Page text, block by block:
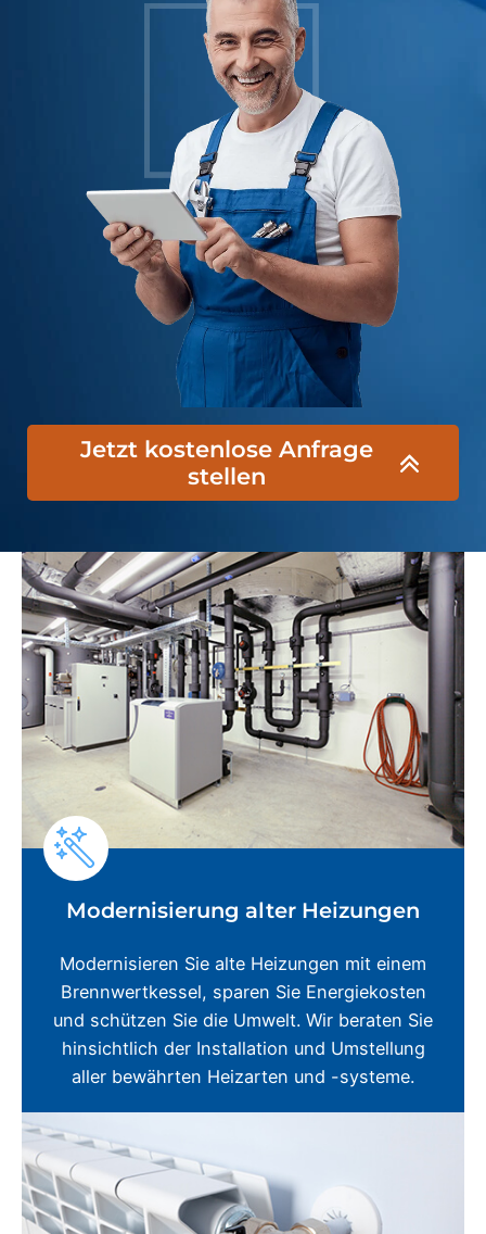
Jetzt kostenlose Anfrage
stellen
Modernisierung alter Heizungen
Modernisieren Sie alte Heizungen mit einem
Brennwertkessel, sparen Sie Energiekosten
und schützen Sie die Umwelt. Wir beraten Sie
hinsichtlich der Installation und Umstellung
aller bewährten Heizarten und -systeme.